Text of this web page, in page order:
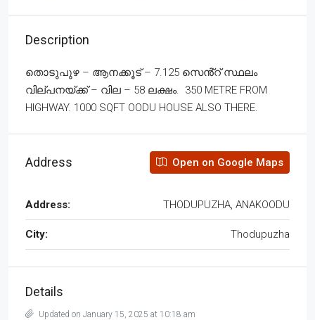
Description
തൊടുപുഴ – ആനക്കൂട് – 7.125 സെൻ്റ് സ്ഥലം
വില്പനയ്ക്ക് – വില – 58 ലക്ഷം. 350 METRE FROM
HIGHWAY. 1000 SQFT OODU HOUSE ALSO THERE.
Address Open on Google Maps
Address: THODUPUZHA, ANAKOODU
City: Thodupuzha
Details
Updated on January 15, 2025 at 10:18 am